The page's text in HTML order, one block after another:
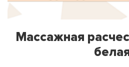
Массажная